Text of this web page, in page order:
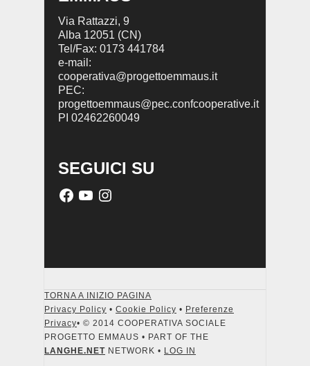
Via Rattazzi, 9
Alba 12051 (CN)
Tel/Fax: 0173 441784
e-mail:
cooperativa@progettoemmaus.it
PEC:
progettoemmaus@pec.confcooperative.it
PI 02462260049
SEGUICI SU
TORNA A INIZIO PAGINA
Privacy Policy • Cookie Policy • Preferenze
Privacy• © 2014 COOPERATIVA SOCIALE
PROGETTO EMMAUS • PART OF THE
LANGHE.NET NETWORK • LOG IN